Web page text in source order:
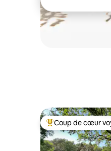
Coups de cœur
Coup de cœur